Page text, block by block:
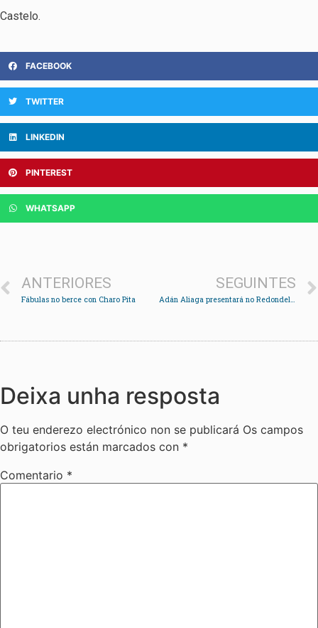
Castelo.
FACEBOOK
TWITTER
LINKEDIN
PINTEREST
WHATSAPP
ANTERIORES
Fábulas no berce con Charo Pita
SEGUINTES
Adán Aliaga presentará no Redondela en curto a súa longametraxe Estigmas
Deixa unha resposta
O teu enderezo electrónico non se publicará Os campos
obrigatorios están marcados con *
Comentario *